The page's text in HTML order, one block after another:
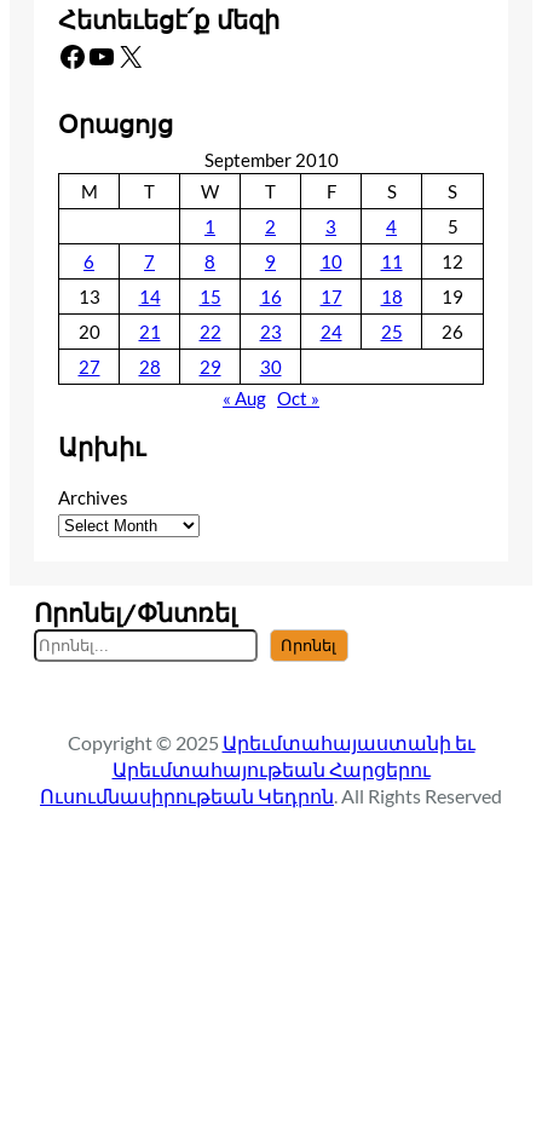
Հետեւեցէ՛ք մեզի
Facebook YouTube X
Օրացոյց
September 2010
M
T W T F S
S
1
2 3 4
5
6
7 8 9 10 11
12
13
14 15 16 17 18
19
20
21 22 23 24 25
26
27
28 29
30
« Aug Oct »
Արխիւ
Archives
Որոնել/Փնտռել
S
e
c
h
Որոնել
Copyright © 2025 Արեւմտահայաստանի եւ
Արեւմտահայութեան Հարցերու
Ուսումնասիրութեան Կեդրոն . All Rights Reserved